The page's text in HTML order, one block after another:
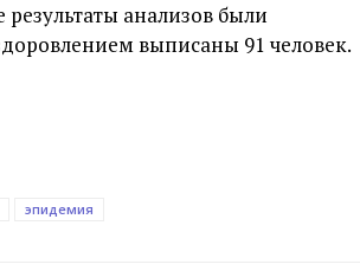
анализов были
выписаны 91 человек.
эпидемия